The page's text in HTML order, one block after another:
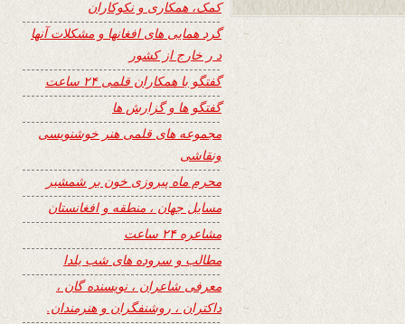
کمک، همکاری و نکوکاران
گرد همایی های افغانها و مشکلات آنها
د ر خارج از کشور
گفتگو با همکاران قلمی ۲۴ ساعت
گفتگو ها و گزارش ها
مجموعه های قلمی هنر خوشنویسی
ونقاشی
محرم ماه پیروزی خون بر شمشیر
مسایل جهان ، منطقه و افغانستان
مشاعره ۲۴ ساعت
مطالب و سروده های شب یلدا
معرفی شاعران ، نویسنده گان ،
داکتران ، روشنفگران و هنرمندان.